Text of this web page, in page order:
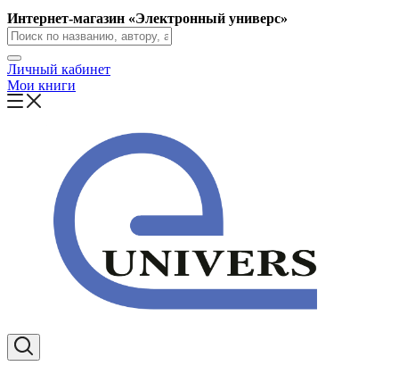
Интернет-магазин «Электронный универс»
Личный кабинет
Мои книги